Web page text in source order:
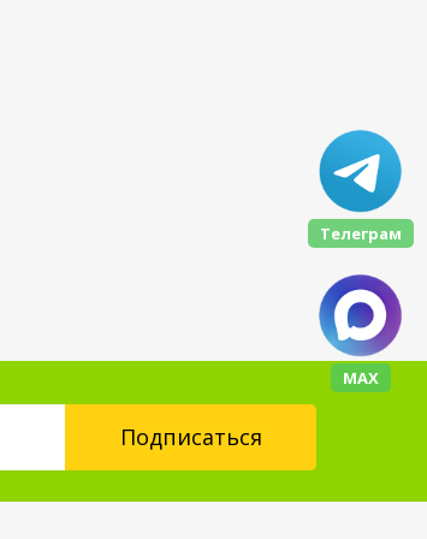
Телеграм
МАХ